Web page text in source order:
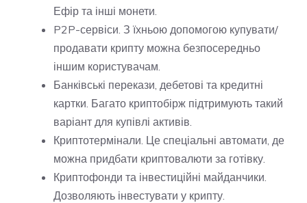
Ефір та інші монети.
P2P-сервіси. З їхньою допомогою купувати/
продавати крипту можна безпосередньо
іншим користувачам.
Банківські перекази, дебетові та кредитні
картки. Багато криптобірж підтримують такий
варіант для купівлі активів.
Криптотермінали. Це спеціальні автомати, де
можна придбати криптовалюти за готівку.
Криптофонди та інвестиційні майданчики.
Дозволяють інвестувати у крипту.